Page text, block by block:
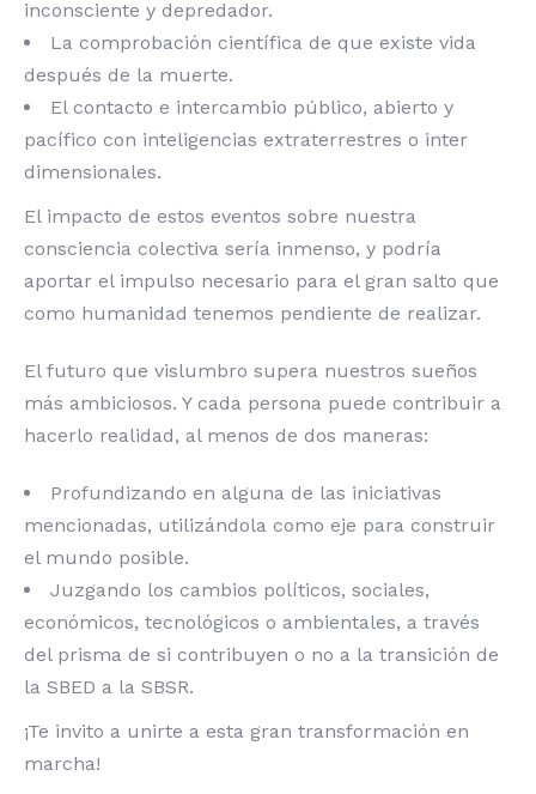
inconsciente y depredador.
La comprobación científica de que existe vida
después de la muerte.
El contacto e intercambio público, abierto y
pacífico con inteligencias extraterrestres o inter
dimensionales.
El impacto de estos eventos sobre nuestra
consciencia colectiva sería inmenso, y podría
aportar el impulso necesario para el gran salto que
como humanidad tenemos pendiente de realizar.
El futuro que vislumbro supera nuestros sueños
más ambiciosos. Y cada persona puede contribuir a
hacerlo realidad, al menos de dos maneras:
Profundizando en alguna de las iniciativas
mencionadas, utilizándola como eje para construir
el mundo posible.
Juzgando los cambios políticos, sociales,
económicos, tecnológicos o ambientales, a través
del prisma de si contribuyen o no a la transición de
la SBED a la SBSR.
¡Te invito a unirte a esta gran transformación en
marcha!